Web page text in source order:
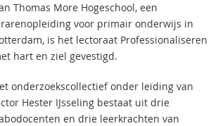
Thomas More Hogeschool, een
voor primair onderwijs in
is het lectoraat Professionaliseren
hart en ziel gevestigd.
onderzoekscollectief onder leiding van
Hester IJsseling bestaat uit drie
en drie leerkrachten van